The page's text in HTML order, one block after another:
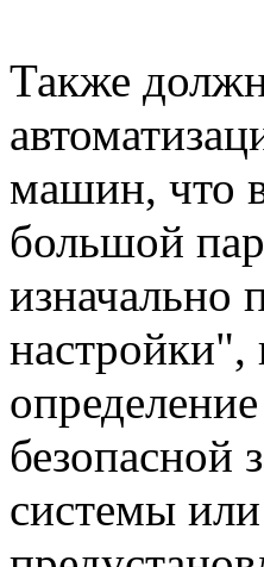
Также
машин, что
большой
изначально
настройки",
безопасной
системы